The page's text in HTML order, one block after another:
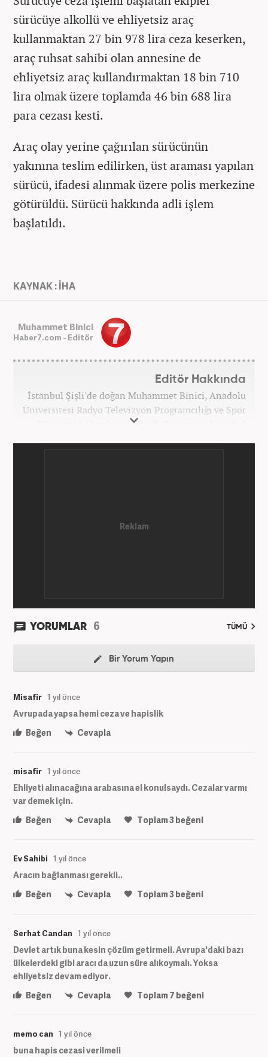
sürücüye alkollü ve ehliyetsiz araç
kullanmaktan 27 bin 978 lira ceza keserken,
araç ruhsat sahibi olan annesine de
ehliyetsiz araç kullandırmaktan 18 bin 710
lira olmak üzere toplamda 46 bin 688 lira
para cezası kesti.
Araç olay yerine çağırılan sürücünün
yakınına teslim edilirken, üst araması yapılan
sürücü, ifadesi alınmak üzere polis merkezine
götürüldü. Sürücü hakkında adli işlem
başlatıldı.
KAYNAK : İHA
Muhammet Binici
Haber7.com - Editör
Editör Hakkında
İstanbul Şişli'de doğan Muhammet Binici, Anadolu
Üniversitesi Radyo Televizyon Programcılığı ve Spor
Yönetimi bölümlerini bitirdi. Eğitimine, İstanbul
'Gündem Editörü' olarak görevine devam
YORUMLAR 6 TÜMÜ
Bir Yorum Yapın
Misafir 1 yıl önce
Avrupada yapsa hemi ceza ve hapislik
Beğen
Cevapla
misafir 1 yıl önce
Ehliyeti alınacağına arabasına el konulsaydı. Cezalar varmı
var demek için.
Beğen
Cevapla Toplam3beğeni
Ev Sahibi 1 yıl önce
Aracın bağlanması gerekli..
Beğen
Cevapla Toplam3beğeni
Serhat Candan 1 yıl önce
Devlet artık buna kesin çözüm getirmeli. Avrupa'daki bazı
ülkelerdeki gibi aracı da uzun süre alıkoymalı. Yoksa
ehliyetsiz devam ediyor.
Beğen
Cevapla Toplam7 beğeni
memo can 1 yıl önce
buna hapis cezasi verilmeli